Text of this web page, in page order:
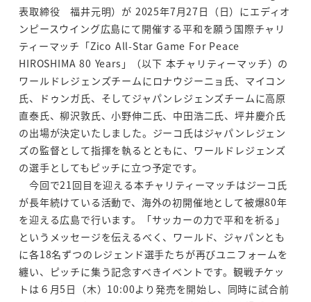
表取締役 福井元明）が 2025年7月27日（日）にエディオ
ンピースウイング広島にて開催する平和を願う国際チャリ
ティーマッチ「Zico All-Star Game For Peace
HIROSHIMA 80 Years」（以下 本チャリティーマッチ）の
ワールドレジェンズチームにロナウジーニョ氏、マイコン
氏、ドゥンガ氏、そしてジャパンレジェンズチームに高原
直泰氏、柳沢敦氏、小野伸二氏、中田浩二氏、坪井慶介氏
の出場が決定いたしました。ジーコ氏はジャパンレジェン
ズの監督として指揮を執るとともに、ワールドレジェンズ
の選手としてもピッチに立つ予定です。
今回で21回目を迎える本チャリティーマッチはジーコ氏
が長年続けている活動で、海外の初開催地として被爆80年
を迎える広島で行います。「サッカーの力で平和を祈る」
というメッセージを伝えるべく、ワールド、ジャパンとも
に各18名ずつのレジェンド選手たちが再びユニフォームを
纏い、ピッチに集う記念すべきイベントです。観戦チケッ
トは６月5日（木）10:00より発売を開始し、同時に試合前